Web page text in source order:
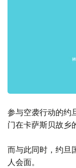
参与空袭行动的约
门在卡萨斯贝故乡
而与此同时，约旦
人会面。